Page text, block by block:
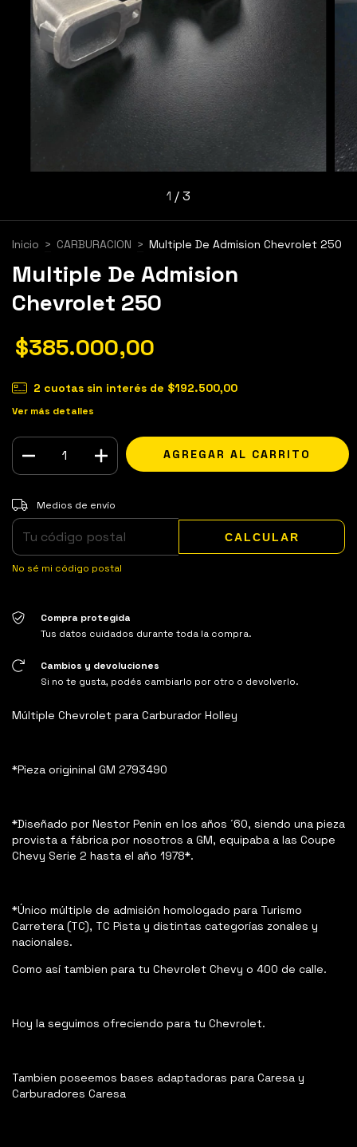
1 /3
Inicio > CARBURACION > Multiple De Admision Chevrolet 250
Multiple De Admision
Chevrolet 250
$385.000,00
2 cuotas sin interés de $192.500,00
Ver más detalles
Entregas para el CP:
Medios de envío
CALCULAR
No sé mi código postal
Compra protegida
Tus datos cuidados durante toda la compra.
Cambios y devoluciones
Si no te gusta, podés cambiarlo por otro o devolverlo.
Múltiple Chevrolet para Carburador Holley
*Pieza origininal GM 2793490
*Diseñado por Nestor Penin en los años ´60, siendo una pieza
provista a fábrica por nosotros a GM, equipaba a las Coupe
Chevy Serie 2 hasta el año 1978*.
*Único múltiple de admisión homologado para Turismo
Carretera (TC), TC Pista y distintas categorías zonales y
nacionales.
Como así tambien para tu Chevrolet Chevy o 400 de calle.
Hoy la seguimos ofreciendo para tu Chevrolet.
Tambien poseemos bases adaptadoras para Caresa y
Carburadores Caresa